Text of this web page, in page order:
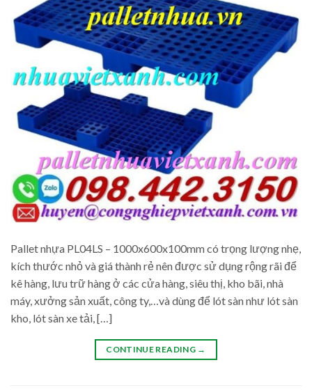
Pallet nhựa PL04LS – 1000x600x100mm có trọng lượng nhẹ,
kích thước nhỏ và giá thành rẻ nên được sử dụng rộng rãi để
kê hàng, lưu trữ hàng ở các cửa hàng, siêu thị, kho bãi, nhà
máy, xưởng sản xuất, công ty,…và dùng để lót sàn như lót sàn
kho, lót sàn xe tải, […]
CONTINUE READING →